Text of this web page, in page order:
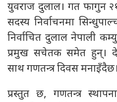
युवराज दुलाल। गत फागुन
सदस्य निर्वाचनमा
निर्वाचित दुलाल नेपाली
प्रमुख सचेतक समेत हुन्।
साथ गणतन्त्र दिवस मनाइँदैछ।
प्रस्तुत छ, गणतन्त्र